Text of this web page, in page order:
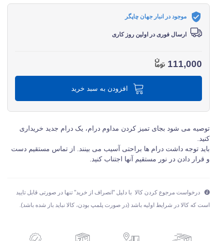
موجود در انبار جهان چاپگر
ارسال فوری در اولین روز کاری
111,000
افزودن به سبد خرید
توصیه می شود بجای تمیز کردن مداوم درام، یک درام جدید خریداری
کنید.
باید توجه داشت درام ها براحتی آسیب می بینند. از تماس مستقیم دست
و قرار دادن در نور مستقیم آنها اجتناب کنید.
درخواست مرجوع کردن کالا با دلیل "انصراف از خرید" تنها در صورتی قابل تایید
است که کالا در شرایط اولیه باشد (در صورت پلمپ بودن، کالا نباید باز شده باشد).